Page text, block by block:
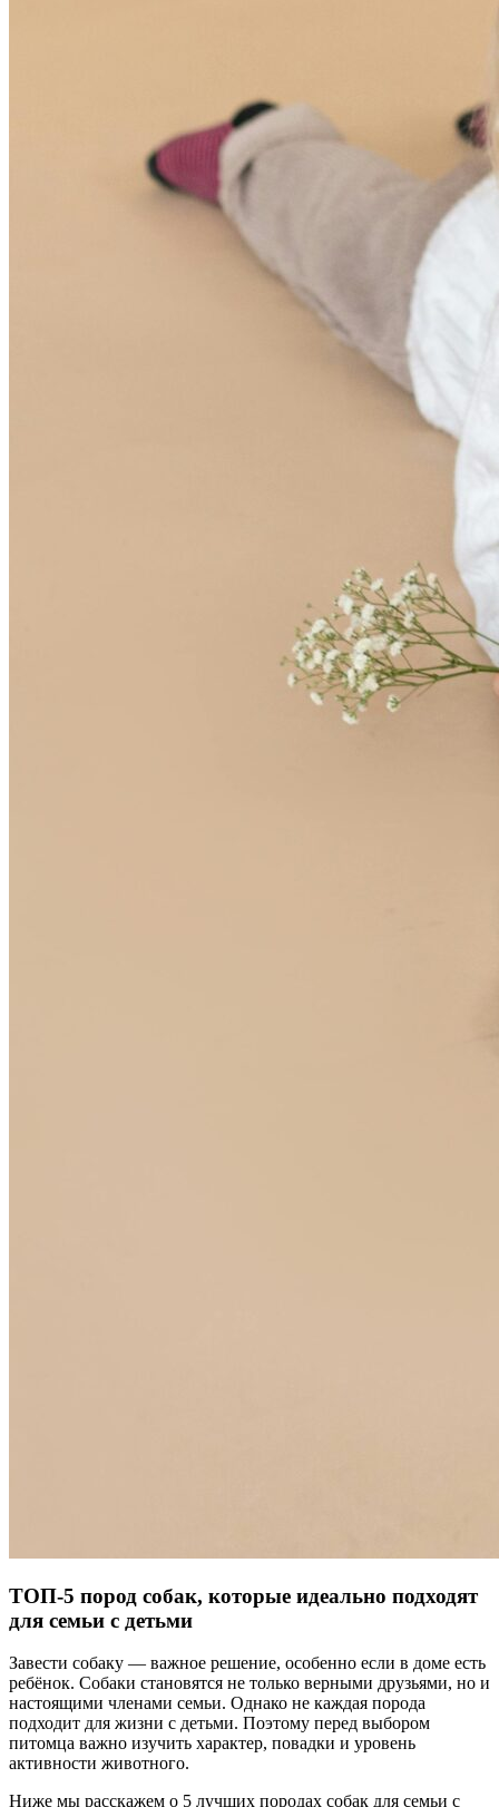
ТОП‑5 пород собак, которые идеально подходят
для семьи с детьми
Завести собаку — важное решение, особенно если в доме есть
ребёнок. Собаки становятся не только верными друзьями, но и
настоящими членами семьи. Однако не каждая порода
подходит для жизни с детьми. Поэтому перед выбором
питомца важно изучить характер, повадки и уровень
активности животного.
Ниже мы расскажем о 5 лучших породах собак для семьи с